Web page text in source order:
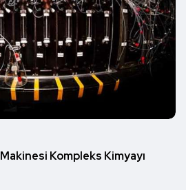
Kompleks Kimyayı